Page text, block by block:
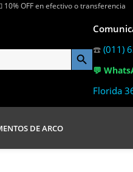
OFF en efectivo o transferencia
☎️ (011)
💬
Florida
DE ARCO